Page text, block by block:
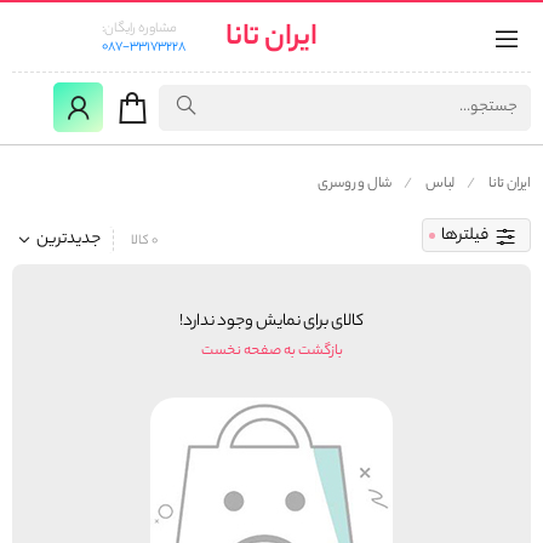
ایران تانا
مشاوره رایگان:
087-33173228
ایران تانا لباس شال و روسری
فیلترها جدیدترین 0 کالا
کالای برای نمایش وجود ندارد!
بازگشت به صفحه نخست